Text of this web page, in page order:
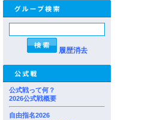
履歴消去
公式戦って何？
2026公式戦概要
自由指名2026